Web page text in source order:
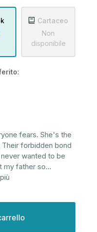
Cartaceo
Non
disponibile
fears. She's the
Their forbidden bond
wanted to be
my father so...